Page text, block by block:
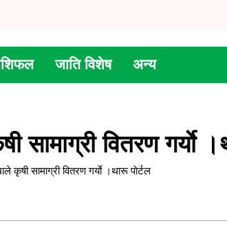
जाति विशेष अन्य
सामाग्री वितरण गर्याे
कृषी सामाग्री वितरण गर्याे ।थारू पाेर्टल